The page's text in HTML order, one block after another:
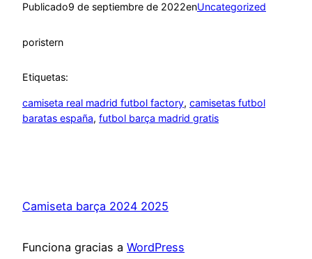
Publicado9 de septiembre de 2022enUncategorized
poristern
Etiquetas:
camiseta real madrid futbol factory, camisetas futbol
baratas españa, futbol barça madrid gratis
Camiseta barça 2024 2025
Funciona gracias a WordPress